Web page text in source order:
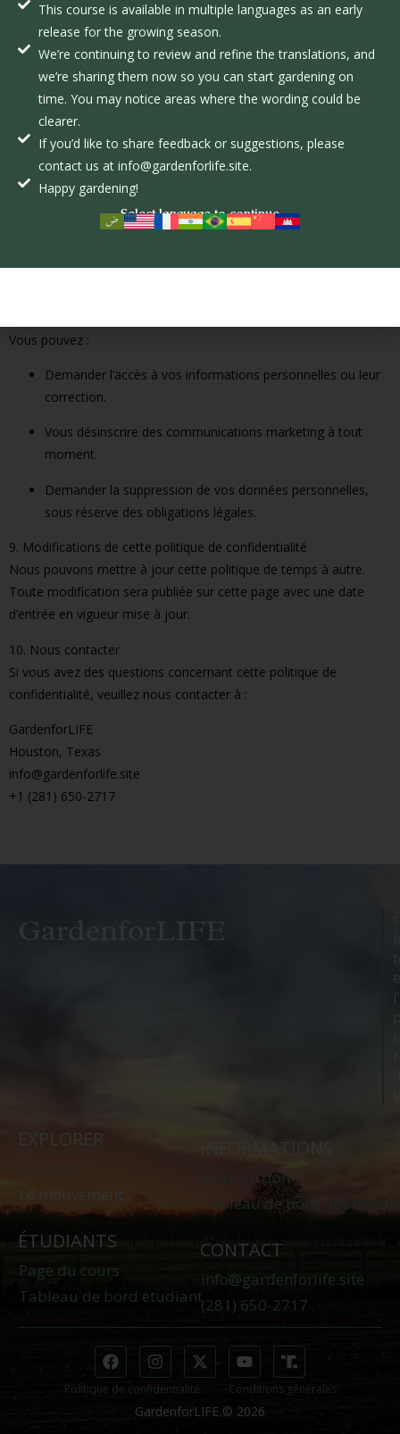
afin d’améliorer l’expérience utilisateur.
Vous pouvez ajuster les paramètres de votre navigateur pour
désactiver les cookies ; toutefois, certaines fonctionnalités du site
web peuvent ne pas fonctionner correctement.
6. Sécurité des données
Nous mettons en œuvre des mesures de sécurité appropriées
pour protéger vos informations personnelles.Cependant, aucune
méthode de transmission sur Internet n’est sécurisée à 100 %.
7. Liens vers des sites tiers
Vous pouvez :
Demander l’accès à vos informations personnelles ou leur
correction.
Vous désinscrire des communications marketing à tout
moment.
Demander la suppression de vos données personnelles,
sous réserve des obligations légales.
9. Modifications de cette politique de confidentialité
Nous pouvons mettre à jour cette politique de temps à autre.
Toute modification sera publiée sur cette page avec une date
d’entrée en vigueur mise à jour.
10. Nous contacter
Si vous avez des questions concernant cette politique de
confidentialité, veuillez nous contacter à :
GardenforLIFE
Houston, Texas
info@gardenforlife.site
+1 (281) 650-2717
GardenforLIFE
EXPLORER
Le mouvement
INFORMATIONS
Faire un don
Tableau de bord des
ÉTUDIANTS
Page du cours
Tableau de bord étudiant
CONTACT
info@gardenforlife.site
(281) 650-2717
GardenforLIFE © 2026
Politique de confidentialité Conditions générales
This course is available in multiple languages as an early
release for the growing season.
We’re continuing to review and refine the translations, and
we’re sharing them now so you can start gardening on
time. You may notice areas where the wording could be
clearer.
If you’d like to share feedback or suggestions, please
contact us at info@gardenforlife.site.
Happy gardening!
Select language to continue